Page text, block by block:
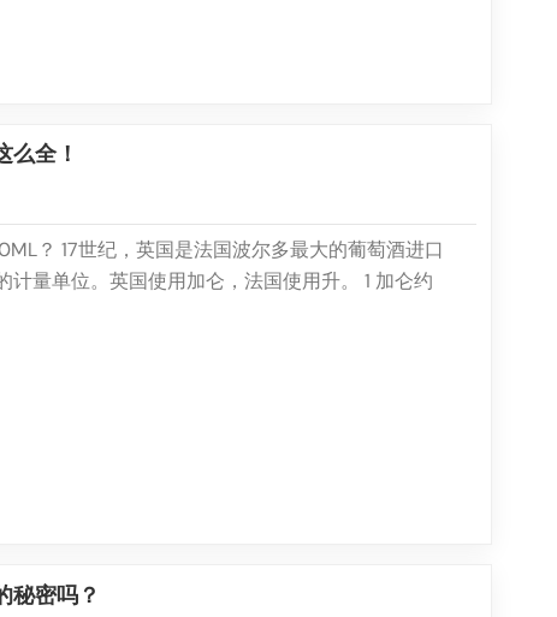
么全！
？ 17世纪，英国是法国波尔多最大的葡萄酒进口
计量单位。英国使用加仑，法国使用升。 1 加仑约
易的需要，酒瓶形状的标准化成为大势所趋。为了得到
人将225升的橡木桶葡萄酒分...
秘密吗？